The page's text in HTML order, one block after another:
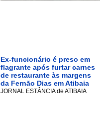
Ex-funcionário é preso em
flagrante após furtar carnes
de restaurante às margens
da Fernão Dias em Atibaia
JORNAL ESTÂNCIA de ATIBAIA